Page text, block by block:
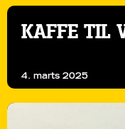
KAFFE TIL
4. marts 2025